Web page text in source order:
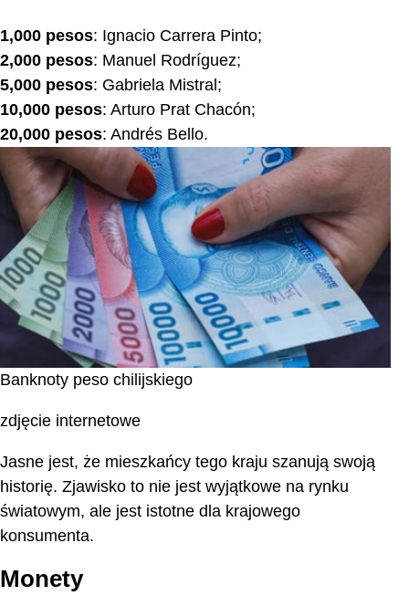
1,000 pesos: Ignacio Carrera Pinto;
2,000 pesos: Manuel Rodríguez;
5,000 pesos: Gabriela Mistral;
10,000 pesos: Arturo Prat Chacón;
20,000 pesos: Andrés Bello.
Banknoty peso chilijskiego
zdjęcie internetowe
Jasne jest, że mieszkańcy tego kraju szanują swoją
historię. Zjawisko to nie jest wyjątkowe na rynku
światowym, ale jest istotne dla krajowego
konsumenta.
Monety